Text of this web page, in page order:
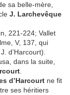
sa belle-mère,
J. Larchevêque
221-224; Vallet
V, 137, qui
d’Harcourt).
dans la suite,
d’Harcourt ne fit
ses héritiers